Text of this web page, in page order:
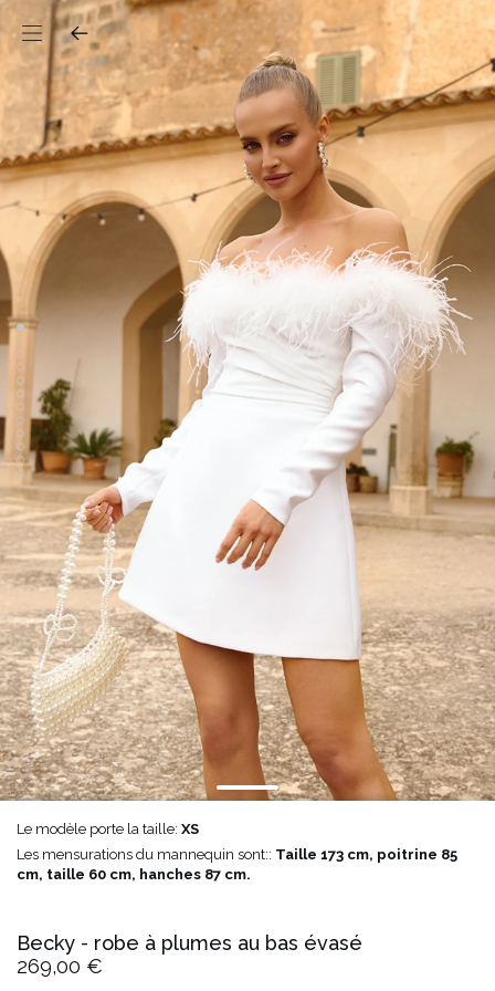
Becky - robe à plumes au bas évasé
269,00 €
Le modèle porte la taille: XS
Les mensurations du mannequin sont:: Taille 173 cm, poitrine 85
cm, taille 60 cm, hanches 87 cm.